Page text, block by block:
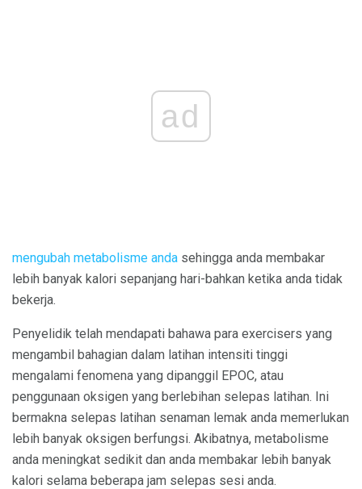
ad
mengubah metabolisme anda sehingga anda membakar
lebih banyak kalori sepanjang hari-bahkan ketika anda tidak
bekerja.
Penyelidik telah mendapati bahawa para exercisers yang
mengambil bahagian dalam latihan intensiti tinggi
mengalami fenomena yang dipanggil EPOC, atau
penggunaan oksigen yang berlebihan selepas latihan. Ini
bermakna selepas latihan senaman lemak anda memerlukan
lebih banyak oksigen berfungsi. Akibatnya, metabolisme
anda meningkat sedikit dan anda membakar lebih banyak
kalori selama beberapa jam selepas sesi anda.